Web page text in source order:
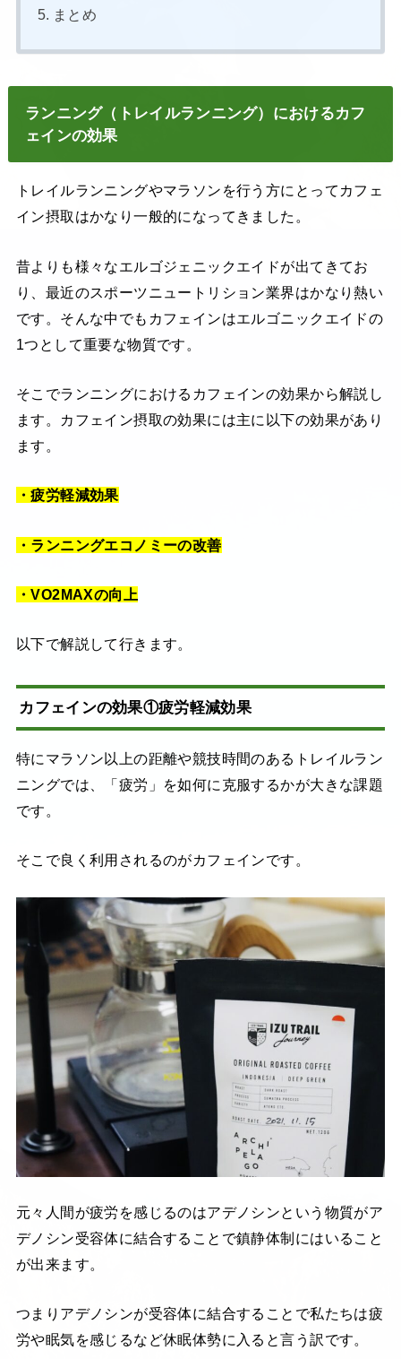
まとめ
ランニング（トレイルランニング）におけるカフ
ェインの効果
トレイルランニングやマラソンを行う方にとってカフェ
イン摂取はかなり一般的になってきました。
昔よりも様々なエルゴジェニックエイドが出てきてお
り、最近のスポーツニュートリション業界はかなり熱い
です。そんな中でもカフェインはエルゴニックエイドの
1つとして重要な物質です。
そこでランニングにおけるカフェインの効果から解説し
ます。カフェイン摂取の効果には主に以下の効果があり
ます。
・疲労軽減効果
・ランニングエコノミーの改善
・VO2MAXの向上
以下で解説して行きます。
カフェインの効果①疲労軽減効果
特にマラソン以上の距離や競技時間のあるトレイルラン
ニングでは、「疲労」を如何に克服するかが大きな課題
です。
そこで良く利用されるのがカフェインです。
元々人間が疲労を感じるのはアデノシンという物質がア
デノシン受容体に結合することで鎮静体制にはいること
が出来ます。
つまりアデノシンが受容体に結合することで私たちは疲
労や眠気を感じるなど休眠体勢に入ると言う訳です。